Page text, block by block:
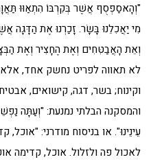
"וְהָאסַפְסֻף אֲשֶׁר בְּקִרְבּוֹ הִתְאַוּוּ תַּאֲוָה
מִי יַאֲכִלֵנוּ בָּשָׂר. זָכַרְנוּ אֶת הַדָּגָה
וְאֵת הָאֲבַטִּחִים וְאֶת הֶחָצִיר וְאֶת
לא תאווה לפריט נחשק אחד,
וקינוח; בשר, דגה, קישואים,
והמסקנה הבלתי נמנעת: "וְעַתָּה
עֵינֵינוּ". או בניסוח מודרני:
לאכול פה ולזלול. אוכל, קדימה